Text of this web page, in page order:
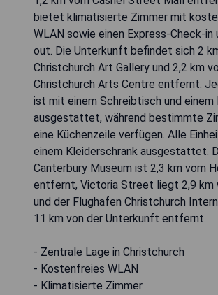
bietet klimatisierte Zimmer mit
WLAN sowie einen Express-Check-in
out. Die Unterkunft befindet sich 2
Christchurch Art Gallery und 2,2 km
Christchurch Arts Centre entfernt.
ist mit einem Schreibtisch und einem
ausgestattet, während bestimmte
eine Küchenzeile verfügen. Alle
einem Kleiderschrank ausgestattet.
Canterbury Museum ist 2,3 km vom
entfernt, Victoria Street liegt 2,9 km
und der Flughafen Christchurch
11 km von der Unterkunft entfernt.
- Zentrale Lage in Christchurch
- Kostenfreies WLAN
- Klimatisierte Zimmer